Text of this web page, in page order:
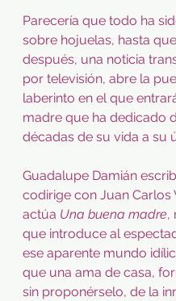
Parecería que todo ha
sobre hojuelas, hasta
después, una noticia
por televisión, abre la
laberinto en el que
madre que ha dedicado
décadas de su vida a su
Guadalupe Damián
codirige con Juan Carlos
actúa Una buena madre,
que introduce al
ese aparente mundo
que una ama de casa,
sin proponérselo, de la